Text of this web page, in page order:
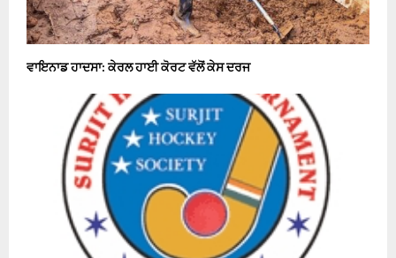
ਵਾਇਨਾਡ ਹਾਦਸਾ: ਕੇਰਲ ਹਾਈ ਕੋਰਟ ਵੱਲੋਂ ਕੇਸ ਦਰਜ